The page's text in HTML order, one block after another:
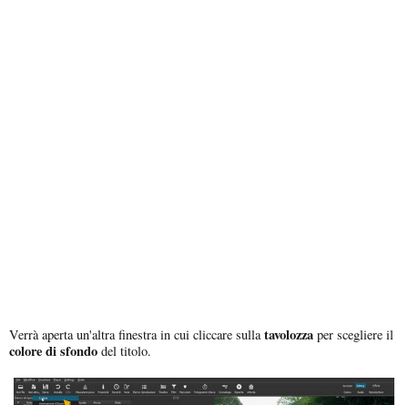
Verrà aperta un'altra finestra in cui cliccare sullatavolozza per scegliere il
colore di sfondo del titolo.